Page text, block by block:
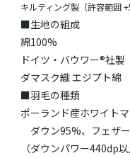
キルティング製（許容範囲
■生地の組成
綿100%
ドイツ・バウワー®社製
ダマスク織 エジプト綿
■羽毛の種類
ポーランド産ホワイト
ダウン95%、フェザ
（ダウンパワー440dp以